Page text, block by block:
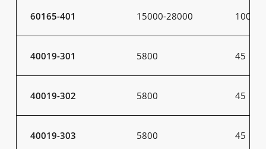
60165-401 15000-28000 100-
40019-301 5800 45
40019-302 5800 45
40019-303 5800 45